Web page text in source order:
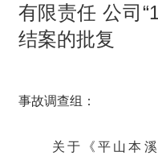
有限责任 公司
结案的批复
事故调查组：
关于《平山本